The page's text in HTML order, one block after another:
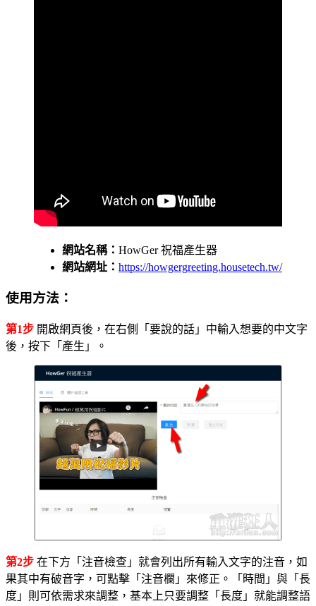
網站名稱： HowGer 祝福產生器
網站網址： https://howgergreeting.housetech.tw/
使用方法：
第1步 開啟網頁後，在右側「要說的話」中輸入想要的中文字
後，按下「產生」。
第2步 在下方「注音檢查」就會列出所有輸入文字的注音，如
果其中有破音字，可點擊「注音欄」來修正。「時間」與「長
度」則可依需求來調整，基本上只要調整「長度」就能調整語